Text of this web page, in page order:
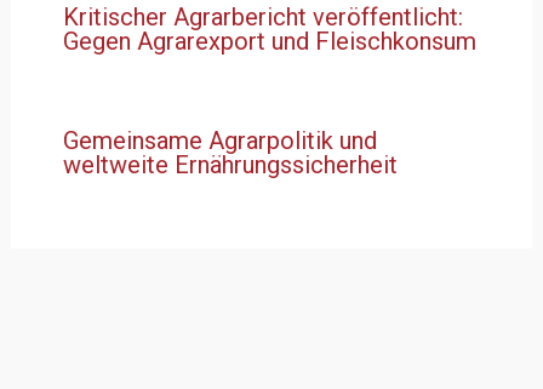
Kritischer Agrarbericht veröffentlicht:
Gegen Agrarexport und Fleischkonsum
Gemeinsame Agrarpolitik und
weltweite Ernährungssicherheit